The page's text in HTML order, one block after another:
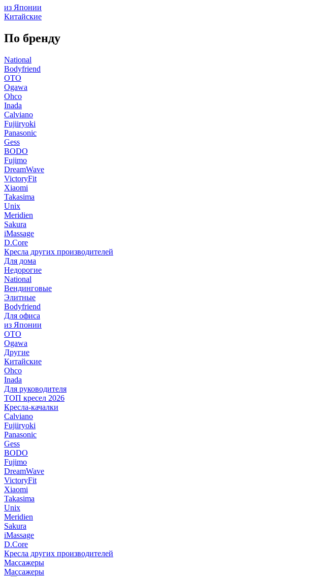
из Японии
Китайские
По бренду
National
Bodyfriend
OTO
Ogawa
Ohco
Inada
Calviano
Fujiiryoki
Panasonic
Gess
BODO
Fujimo
DreamWave
VictoryFit
Xiaomi
Takasima
Unix
Meridien
Sakura
iMassage
D.Core
Кресла других производителей
Для дома
Недорогие
National
Вендинговые
Элитные
Bodyfriend
Для офиса
из Японии
OTO
Ogawa
Другие
Китайские
Ohco
Inada
Для руководителя
ТОП кресел 2026
Кресла-качалки
Calviano
Fujiiryoki
Panasonic
Gess
BODO
Fujimo
DreamWave
VictoryFit
Xiaomi
Takasima
Unix
Meridien
Sakura
iMassage
D.Core
Кресла других производителей
Массажеры
Массажеры